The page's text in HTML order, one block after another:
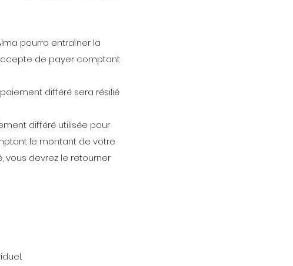
pourra entraîner la
de payer comptant
différé sera résilié
différé utilisée pour
le montant de votre
vous devrez le retourner